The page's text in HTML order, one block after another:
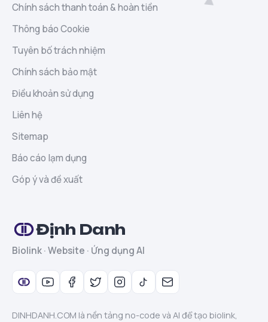
Chính sách thanh toán & hoàn tiền
Thông báo Cookie
Tuyên bố trách nhiệm
Chính sách bảo mật
Điều khoản sử dụng
Liên hệ
Sitemap
Báo cáo lạm dụng
Góp ý và đề xuất
Định Danh
Biolink · Website · Ứng dụng AI
DINHDANH.COM là nền tảng no-code và AI để tạo biolink,